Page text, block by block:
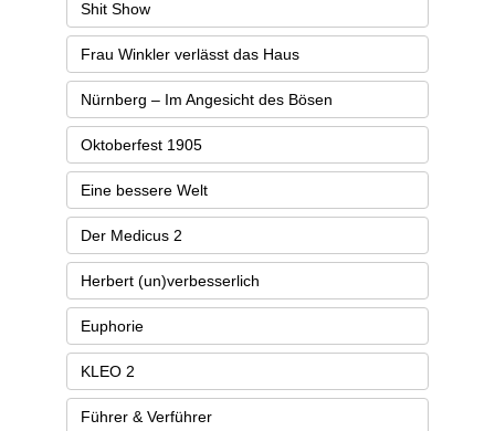
Shit Show
Frau Winkler verlässt das Haus
Nürnberg – Im Angesicht des Bösen
Oktoberfest 1905
Eine bessere Welt
Der Medicus 2
Herbert (un)verbesserlich​
Euphorie
KLEO 2
Führer & Verführer